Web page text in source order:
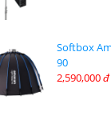
Softbox
90
2,590,000 đ